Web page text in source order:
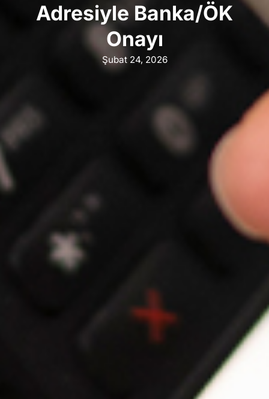
Adresiyle Banka/ÖK
Onayı
Şubat 24, 2026